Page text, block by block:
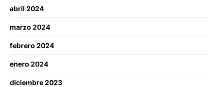
abril 2024
marzo 2024
febrero 2024
enero 2024
diciembre 2023